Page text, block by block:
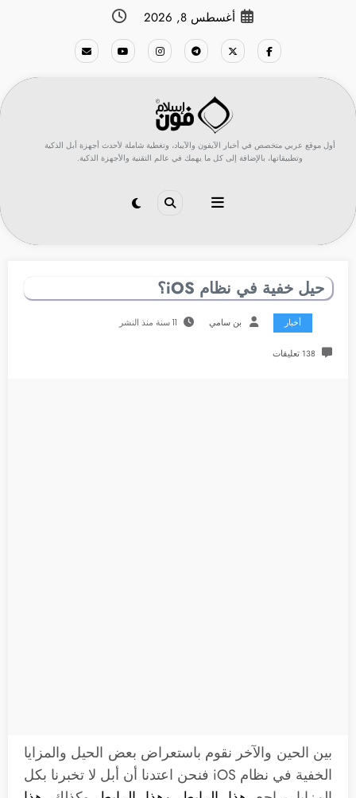
أغسطس 8, 2026
أول موقع عربي متخصص في أخبار الآيفون والآيباد، وتغطية شاملة لأحدث أجهزة أبل الذكية
وتطبيقاتها، بالإضافة إلى كل ما يهمك في عالم التقنية والأجهزة الذكية.
حيل خفية في نظام iOS؟
أخبار بن سامي 11 سنة منذ النشر
138 تعليقات
بين الحين والآخر نقوم باستعراض بعض الحيل والمزايا
الخفية في نظام iOS فنحن اعتدنا أن أبل لا تخبرنا بكل